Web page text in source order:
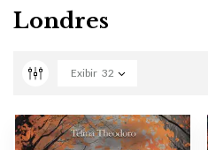
Londres
Exibir 32